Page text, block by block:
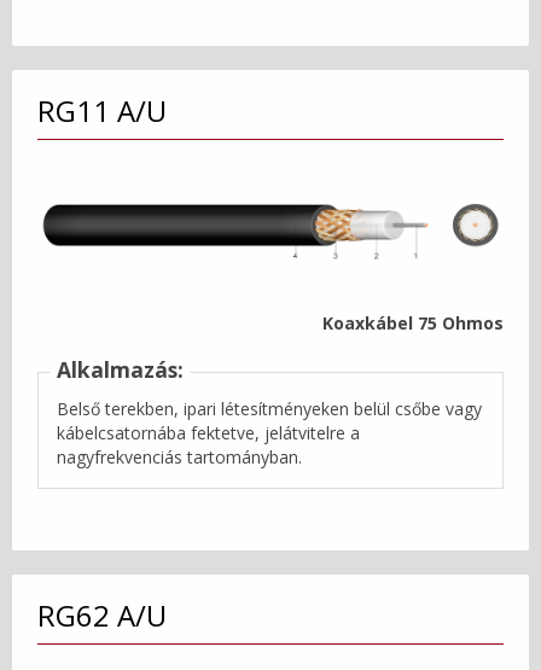
RG11 A/U
Koaxkábel 75 Ohmos
Alkalmazás:
Belső terekben, ipari létesítményeken belül csőbe vagy
kábelcsatornába fektetve, jelátvitelre a
nagyfrekvenciás tartományban.
RG62 A/U